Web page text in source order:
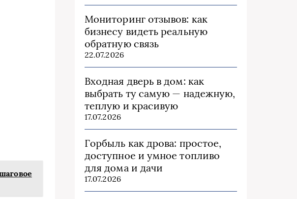
Мониторинг отзывов: как
бизнесу видеть реальную
обратную связь
22.07.2026
Входная дверь в дом: как
выбрать ту самую — надежную,
теплую и красивую
17.07.2026
Горбыль как дрова: простое,
доступное и умное топливо
для дома и дачи
17.07.2026